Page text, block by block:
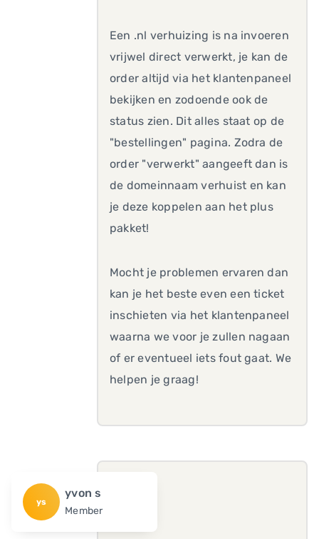
Een .nl verhuizing is na invoeren
vrijwel direct verwerkt, je kan de
order altijd via het klantenpaneel
bekijken en zodoende ook de
status zien. Dit alles staat op de
"bestellingen" pagina. Zodra de
order "verwerkt" aangeeft dan is
de domeinnaam verhuist en kan
je deze koppelen aan het plus
pakket!
Mocht je problemen ervaren dan
kan je het beste even een ticket
inschieten via het klantenpaneel
waarna we voor je zullen nagaan
of er eventueel iets fout gaat. We
helpen je graag!
ys
yvon s
Member